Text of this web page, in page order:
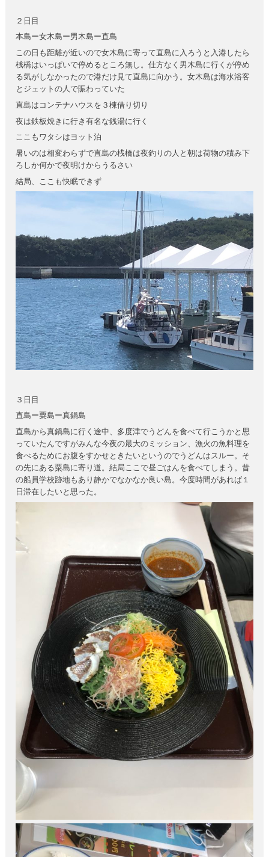
２日目
本島ー女木島ー男木島ー直島
この日も距離が近いので女木島に寄って直島に入ろうと入港したら
桟橋はいっぱいで停めるところ無し。仕方なく男木島に行くが停め
る気がしなかったので港だけ見て直島に向かう。女木島は海水浴客
とジェットの人で賑わっていた
直島はコンテナハウスを３棟借り切り
夜は鉄板焼きに行き有名な銭湯に行く
ここもワタシはヨット泊
暑いのは相変わらずで直島の桟橋は夜釣りの人と朝は荷物の積み下
ろしか何かで夜明けからうるさい
結局、ここも快眠できず
３日目
直島ー粟島ー真鍋島
直島から真鍋島に行く途中、多度津でうどんを食べて行こうかと思
っていたんですがみんな今夜の最大のミッション、漁火の魚料理を
食べるためにお腹をすかせときたいというのでうどんはスルー。そ
の先にある粟島に寄り道。結局ここで昼ごはんを食べてしまう。昔
の船員学校跡地もあり静かでなかなか良い島。今度時間があれば１
日滞在したいと思った。